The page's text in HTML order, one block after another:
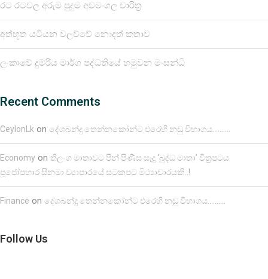
රට රටවල අරුම පුදුම අවමංගල චාරිත්‍ර
අත්භූත යටියන වලව්වේ නොදත් කතාව
ලංකාවේ දුම්රිය මාර්ග පද්ධතියේ හමුවන මංසන්ධි
Recent Comments
CeylonLk on දේශබන්දු තෙන්නකෝන්ට එරෙහි නඩු විභාගය……….
Economy on තිලංග මාතාවට පින් පිණිස සෑදූ ‘බුද්ධ මාතා’ චිත්‍රපටය
පූජෝපහාර සිනමා ව්‍යාපාරයේ සටකපට මිථ්‍යාචාරයකි..!
Finance on දේශබන්දු තෙන්නකෝන්ට එරෙහි නඩු විභාගය……….
Follow Us